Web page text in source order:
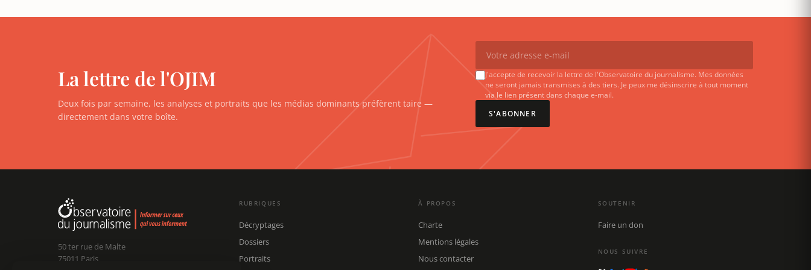
La lettre de l'OJIM
Deux fois par semaine, les analyses et portraits que les médias dominants préfèrent taire —
directement dans votre boîte.
J'accepte de recevoir la lettre de l'Observatoire du journalisme. Mes données
ne seront jamais transmises à des tiers. Je peux me désinscrire à tout moment
via le lien présent dans chaque e-mail.
S'ABONNER
50 ter rue de Malte
75011 Paris
RUBRIQUES
Décryptages
Dossiers
Portraits
À PROPOS
Charte
Mentions légales
Nous contacter
SOUTENIR
Faire un don
NOUS SUIVRE